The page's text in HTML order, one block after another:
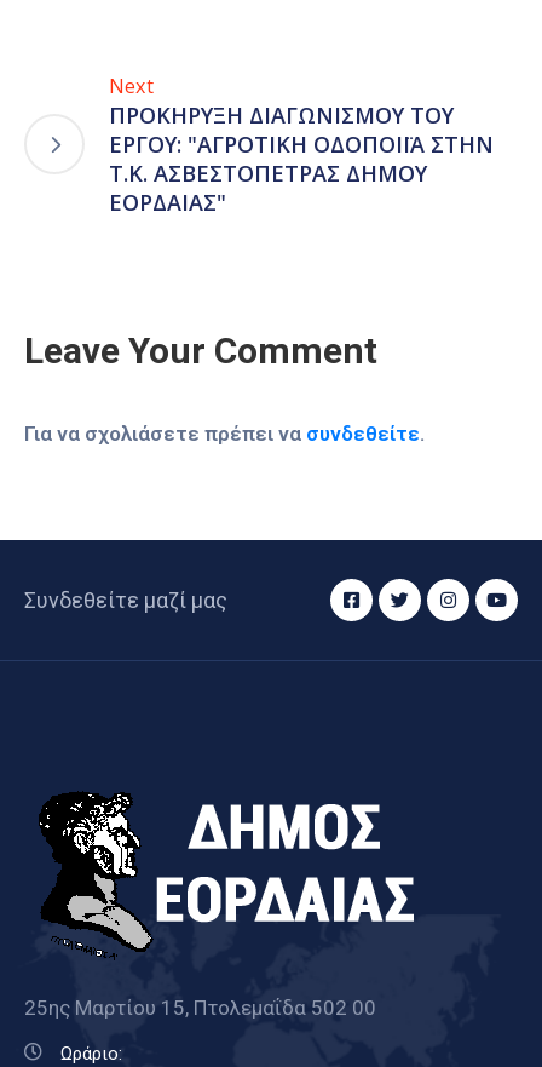
Next
ΠΡΟΚΗΡΥΞΗ ΔΙΑΓΩΝΙΣΜΟΥ ΤΟΥ
ΕΡΓΟΥ: "ΑΓΡΟΤΙΚΗ ΟΔΟΠΟΙΪΑ ΣΤΗΝ
Τ.Κ. ΑΣΒΕΣΤΟΠΕΤΡΑΣ ΔΗΜΟΥ
ΕΟΡΔΑΙΑΣ"
Leave Your Comment
Για να σχολιάσετε πρέπει να συνδεθείτε.
Συνδεθείτε μαζί μας
25ης Μαρτίου 15, Πτολεμαΐδα 502 00
Ωράριο: